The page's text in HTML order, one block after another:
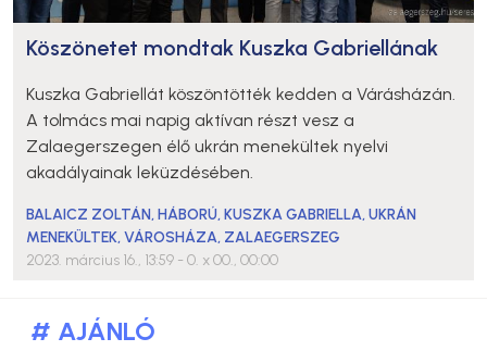
Köszönetet mondtak Kuszka Gabriellának
Kuszka Gabriellát köszöntötték kedden a Várásházán.
A tolmács mai napig aktívan részt vesz a
Zalaegerszegen élő ukrán menekültek nyelvi
akadályainak leküzdésében.
BALAICZ ZOLTÁN,HÁBORÚ,KUSZKA GABRIELLA,UKRÁN
MENEKÜLTEK,VÁROSHÁZA, ZALAEGERSZEG
2023. március 16., 13:59 - 0. x 00., 00:00
# AJÁNLÓ